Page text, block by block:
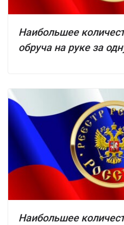
Наибольшее
обруча на руке за
Наибольшее